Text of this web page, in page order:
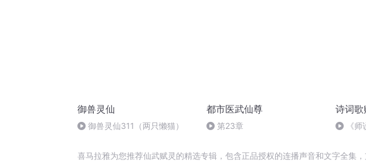
御兽灵仙
御兽灵仙311（两只懒猫）
都市医武仙尊
第23章
诗词歌
《
喜马拉雅为您推荐仙武赋灵的精选专辑，包含正品授权的连播声音和文字全集